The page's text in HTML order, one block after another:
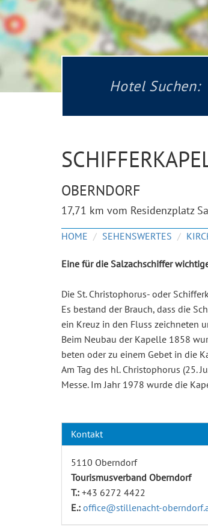
Hotel Suchen:
OBERNDORF
17,71 km vom Residenzplatz
HOME SEHENSWERTES
Eine für die Salzachschiffer
Die St. Christophorus- oder
Es bestand der Brauch, dass die
ein Kreuz in den Fluss zeichneten
Beim Neubau der Kapelle 1858
beten oder zu einem Gebet in die
Am Tag des hl. Christophorus (25.
Messe. Im Jahr 1978 wurde die
Kontakt
5110 Oberndorf
Tourismusverband Oberndorf
T.: +43 6272 4422
E.: office@stillenacht-